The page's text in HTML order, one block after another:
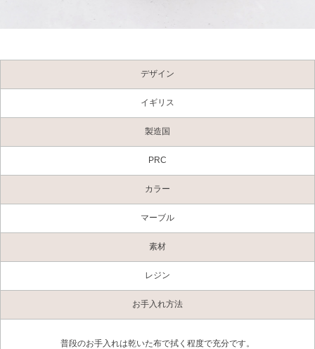
デザイン
イギリス
製造国
PRC
カラー
マーブル
素材
レジン
お手入れ方法
普段のお手入れは乾いた布で拭く程度で充分です。